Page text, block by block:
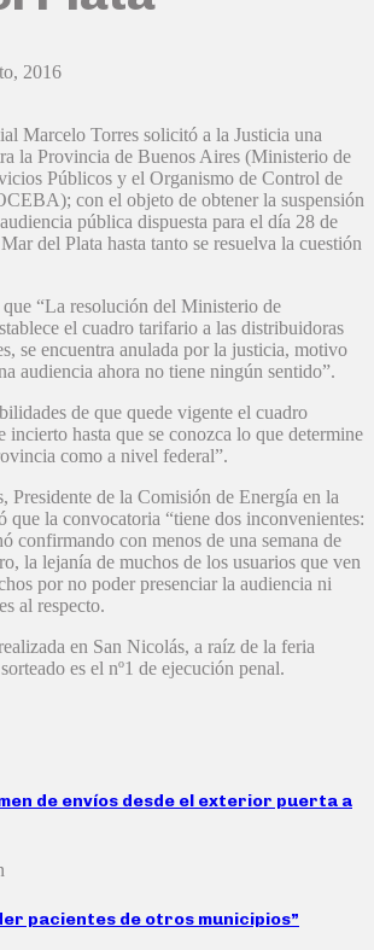
2016
Marcelo Torres solicitó a la Justicia una
la Provincia de Buenos Aires (Ministerio de
Públicos y el Organismo de Control de
con el objeto de obtener la suspensión
pública dispuesta para el día 28 de
del Plata hasta tanto se resuelva la cuestión
“La resolución del Ministerio de
el cuadro tarifario a las distribuidoras
se encuentra anulada por la justicia, motivo
audiencia ahora no tiene ningún sentido”.
de que quede vigente el cuadro
incierto hasta que se conozca lo que determine
como a nivel federal”.
Presidente de la Comisión de Energía en la
que la convocatoria “tiene dos inconvenientes:
confirmando con menos de una semana de
la lejanía de muchos de los usuarios que ven
por no poder presenciar la audiencia ni
al respecto.
en San Nicolás, a raíz de la feria
es el nº1 de ejecución penal.
de envíos desde el exterior puerta a
pacientes de otros municipios”